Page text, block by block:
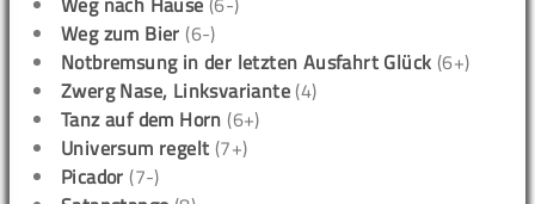
Weg zum Bier (6-)
Notbremsung in der letzten Ausfahrt Glück (6+)
Zwerg Nase, Linksvariante (4)
Tanz auf dem Horn (6+)
Universum regelt (7+)
Picador (7-)